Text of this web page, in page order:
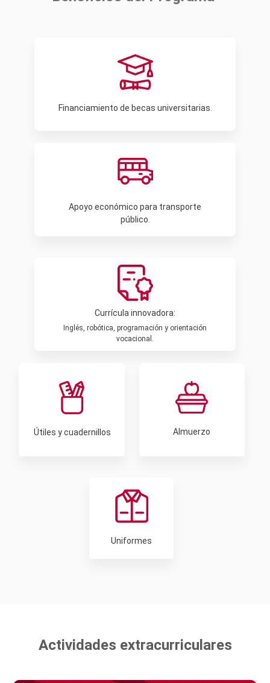
Financiamiento de becas universitarias.
Apoyo económico para transporte
público.
Currícula innovadora:
Inglés, robótica, programación y orientación
vocacional.
Útiles y cuadernillos Almuerzo
Uniformes
Actividades extracurriculares